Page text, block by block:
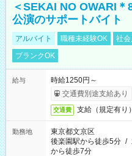
＜SEKAI NO OWARI
公演のサポートバイト
アルバイト 職種未経験OK 社
ブランクOK
給与
時給1250円～
交通費別途支給あり
交通費 支給（規定有り）
勤務地
東京都文京区
後楽園駅から徒歩5分 /
から徒歩7分